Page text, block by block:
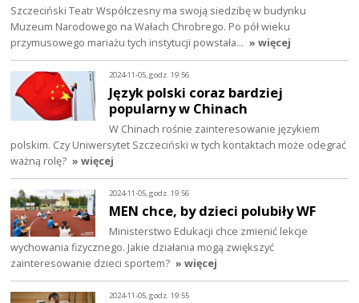
Szczeciński Teatr Współczesny ma swoją siedzibę w budynku
Muzeum Narodowego na Wałach Chrobrego. Po pół wieku
przymusowego mariażu tych instytucji powstała… » więcej
2024-11-05, godz. 19:56
Język polski coraz bardziej
popularny w Chinach
W Chinach rośnie zainteresowanie językiem
polskim. Czy Uniwersytet Szczeciński w tych kontaktach może odegrać
ważną rolę? » więcej
2024-11-05, godz. 19:56
MEN chce, by dzieci polubiły WF
Ministerstwo Edukacji chce zmienić lekcje
wychowania fizycznego. Jakie działania mogą zwiększyć
zainteresowanie dzieci sportem? » więcej
2024-11-05, godz. 19:55